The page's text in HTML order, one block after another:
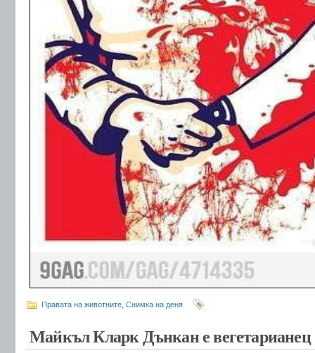
Правата на животните Снимка на деня
Майкъл Кларк Дънкан е вегетарианец